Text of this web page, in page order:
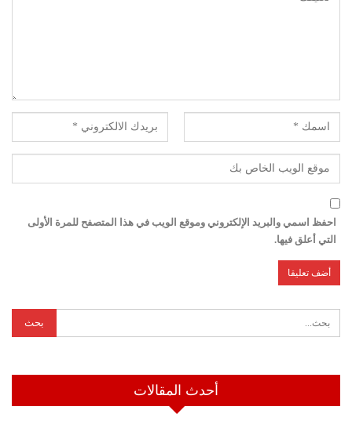
احفظ اسمي والبريد الإلكتروني وموقع الويب في هذا المتصفح للمرة الأولى
التي أعلق فيها.
أحدث المقالات